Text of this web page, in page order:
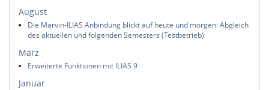
August
Die Marvin-ILIAS Anbindung blickt auf heute und morgen: Abgleich
des aktuellen und folgenden Semesters (Testbetrieb)
März
Erweiterte Funktionen mit ILIAS 9
Januar